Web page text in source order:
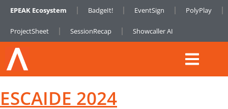
EPEAK Ecosystem BadgeIt! EventSign PolyPlay
ProjectSheet SessionRecap Showcaller AI
ESCAIDE 2024